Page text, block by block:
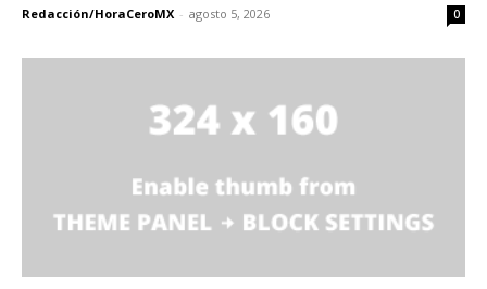
Redacción/HoraCeroMX - agosto 5, 2026 0